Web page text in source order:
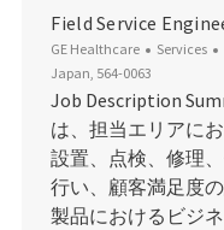
Field Service
GE Healthcare Category
Services
Japan, 564-0063
Job Description
は、担当エリアに
設置、点検、修理
行い、顧客満足度
製品におけるビジ